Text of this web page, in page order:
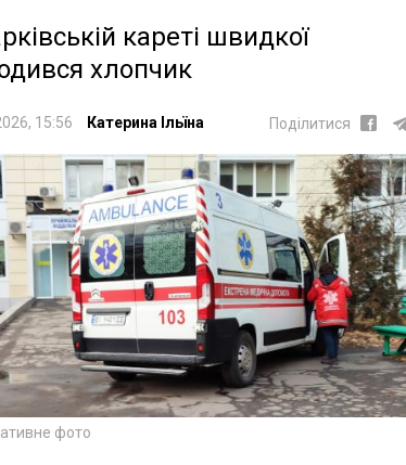
кареті швидкої
хлопчик
15:56 Катерина Ільїна Поділитися
фото